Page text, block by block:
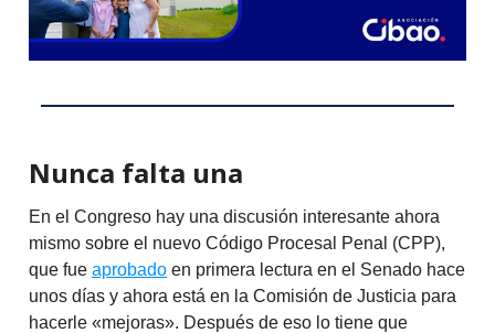
Nunca falta una
En el Congreso hay una discusión interesante ahora
mismo sobre el nuevo Código Procesal Penal (CPP),
que fue aprobado en primera lectura en el Senado hace
unos días y ahora está en la Comisión de Justicia para
hacerle «mejoras». Después de eso lo tiene que